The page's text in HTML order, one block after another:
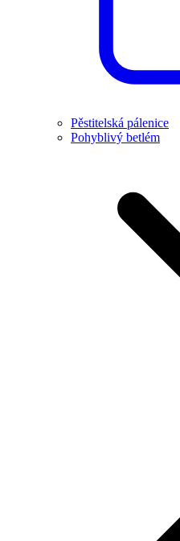
Pěstitelská pálenice
Pohyblivý betlém